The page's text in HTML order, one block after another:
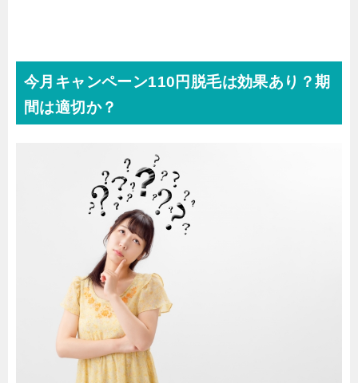
今月キャンペーン110円脱毛は効果あり？期
間は適切か？